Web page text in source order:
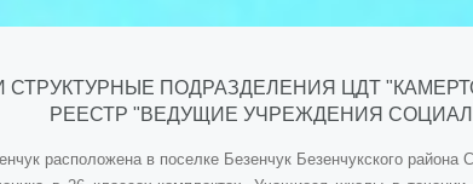
СТРУКТУРНЫЕ ПОДРАЗДЕЛЕНИЯ ЦДТ
РЕЕСТР "ВЕДУЩИЕ УЧРЕЖДЕНИЯ
расположена в поселке Безенчук Безенчукского